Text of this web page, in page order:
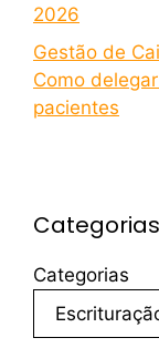
2026
Gestão de
Como
pacientes
Categorias
Categorias